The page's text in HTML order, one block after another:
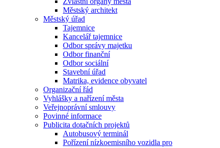
Městský architekt
Městský úřad
Tajemnice
Kancelář tajemnice
Odbor správy majetku
Odbor finanční
Odbor sociální
Stavební úřad
Matrika, evidence obyvatel
Organizační řád
Vyhlášky a nařízení města
Veřejnoprávní smlouvy
Povinné informace
Publicita dotačních projektů
Autobusový terminál
Pořízení nízkoemisního vozidla pro